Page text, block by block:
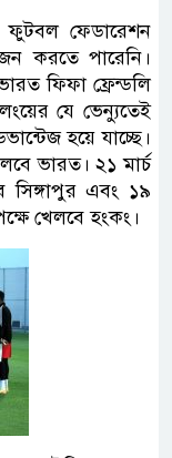
ফেডারেশন
করতে পারেনি।
ফিফা ফ্রেন্ডলি
যে ভেন্যুতেই
হয়ে যাচ্ছে।
ভারত। ২১ মার্চ
সিঙ্গাপুর এবং ১৯
খেলবে হংকং।